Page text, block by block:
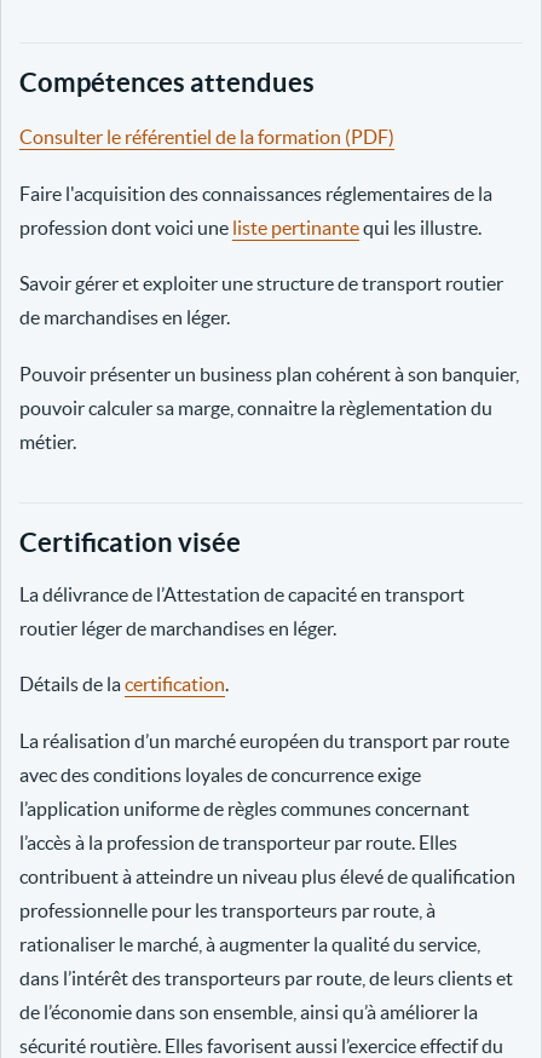
Compétences attendues
Consulter le référentiel de la formation (PDF)
Faire l'acquisition des connaissances réglementaires de la
profession dont voici une liste pertinantequi les illustre.
Savoir gérer et exploiter une structure de transport routier
de marchandises en léger.
Pouvoir présenter un business plan cohérent à son banquier,
pouvoir calculer sa marge, connaitre la règlementation du
métier.
Certification visée
La délivrance de l’Attestation de capacité en transport
routier léger de marchandises en léger.
Détails de lacertification.
La réalisation d’un marché européen du transport par route
avec des conditions loyales de concurrence exige
l’application uniforme de règles communes concernant
l’accès à la profession de transporteur par route. Elles
contribuent à atteindre un niveau plus élevé de qualification
professionnelle pour les transporteurs par route, à
rationaliser le marché, à augmenter la qualité du service,
dans l’intérêt des transporteurs par route, de leurs clients et
de l’économie dans son ensemble, ainsi qu’à améliorer la
sécurité routière. Elles favorisent aussi l’exercice effectif du